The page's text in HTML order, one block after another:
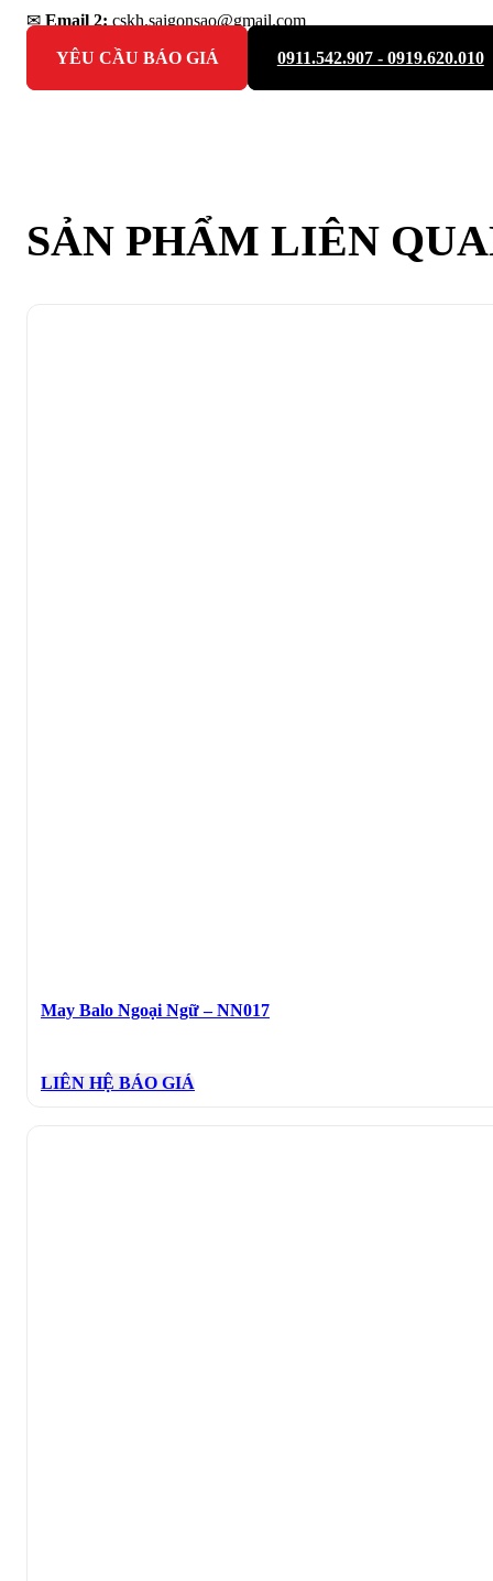
✉ Email 2: cskh.saigonsao@gmail.com
YÊU CẦU BÁO GIÁ
0911.542.907 - 0919.620.010
SẢN PHẨM LIÊN
May Balo Ngoại Ngữ – NN017
LIÊN HỆ BÁO GIÁ